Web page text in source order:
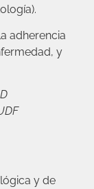
adherencia
y
y de